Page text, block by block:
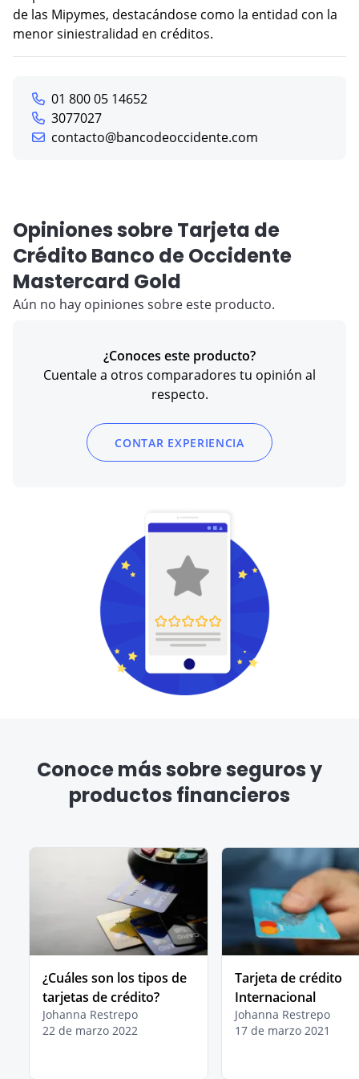
de las Mipymes, destacándose como la entidad con la
menor siniestralidad en créditos.
01 800 05 14652
3077027
contacto@bancodeoccidente.com
Opiniones sobre Tarjeta de
Crédito Banco de Occidente
Mastercard Gold
Aún no hay opiniones sobre este producto.
¿Conoces este producto?
Cuentale a otros comparadores tu opinión al
respecto.
CONTAR EXPERIENCIA
Conoce más sobre seguros y
productos financieros
¿Cuáles son los tipos de
tarjetas de crédito?
Johanna Restrepo
22 de marzo 2022
Tarjeta de crédito
Internacional
Johanna Restrepo
17 de marzo 2021